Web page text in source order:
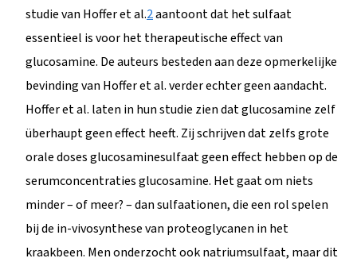
studie van Hoffer et al.2aantoont dat het sulfaat
essentieel is voor het therapeutische effect van
glucosamine. De auteurs besteden aan deze opmerkelijke
bevinding van Hoffer et al. verder echter geen aandacht.
Hoffer et al. laten in hun studie zien dat glucosamine zelf
überhaupt geen effect heeft. Zij schrijven dat zelfs grote
orale doses glucosaminesulfaat geen effect hebben op de
serumconcentraties glucosamine. Het gaat om niets
minder – of meer? – dan sulfaationen, die een rol spelen
bij de in-vivosynthese van proteoglycanen in het
kraakbeen. Men onderzocht ook natriumsulfaat, maar dit